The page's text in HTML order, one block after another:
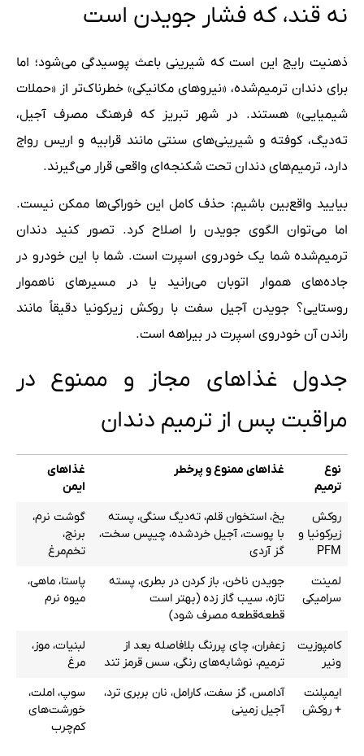
نه قند، که فشار جویدن است
ذهنیت رایج این است که شیرینی باعث پوسیدگی می‌شود؛ اما
برای دندان ترمیم‌شده، «نیروهای مکانیکی» خطرناک‌تر از «حملات
شیمیایی» هستند. در شهر تبریز که فرهنگ مصرف آجیل،
ته‌دیگ، کوفته و شیرینی‌های سنتی مانند قرابیه و اریس رواج
دارد، ترمیم‌های دندان تحت شکنجه‌ای واقعی قرار می‌گیرند.
بیایید واقع‌بین باشیم: حذف کامل این خوراکی‌ها ممکن نیست.
اما می‌توان الگوی جویدن را اصلاح کرد. تصور کنید دندان
ترمیم‌شده شما یک خودروی اسپرت است. شما با این خودرو در
جاده‌های هموار اتوبان می‌رانید یا در مسیرهای ناهموار
روستایی؟ جویدن آجیل سفت با روکش زیرکونیا دقیقاً مانند
راندن آن خودروی اسپرت در بیراهه است.
جدول غذاهای مجاز و ممنوع در
مراقبت پس از ترمیم دندان
نوع
ترمیم
غذاهای ممنوع و پرخطر
غذاهای
ایمن
روکش
زیرکونیا و
PFM
یخ، استخوان قلم، ته‌دیگ سنگی، پسته
با پوست، آجیل خردشده، چیپس سخت،
گز آردی
گوشت نرم،
برنج،
تخم‌مرغ
لمینت
سرامیکی
جویدن ناخن، باز کردن در بطری، پسته
تازه، سیب گاز زده (بهتر است
قطعه‌قطعه مصرف شود)
پاستا، ماهی،
میوه نرم
کامپوزیت
ونیر
زعفران، چای پررنگ بلافاصله بعد از
ترمیم، نوشابه‌های رنگی، سس قرمز تند
لبنیات، موز،
مرغ
ایمپلنت
+ روکش
آدامس، گز سفت، کارامل، نان بربری ترد،
آجیل زمینی
سوپ، املت،
خورشت‌های
کم‌چرب